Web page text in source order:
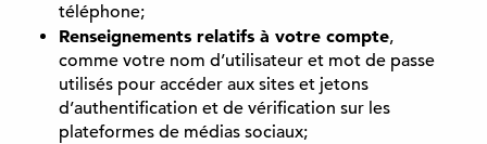
téléphone;
Renseignements relatifs à votre compte,
comme votre nom d’utilisateur et mot de passe
utilisés pour accéder aux sites et jetons
d’authentification et de vérification sur les
plateformes de médias sociaux;